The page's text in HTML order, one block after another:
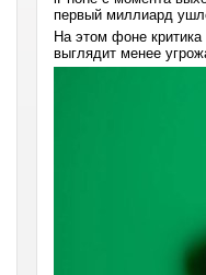
первый миллиард
На этом фоне
выглядит менее